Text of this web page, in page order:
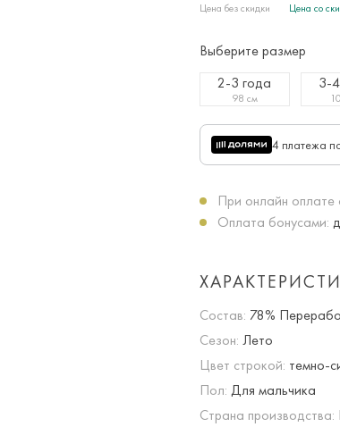
Цена без скидки Цена со
Выберите размер
2-3 года
98 см
3-
4 платежа
При онлайн оплате
Оплата бонусами:
Состав: 78%
Сезон: Лето
Цвет строкой: темно-
Пол: Для мальчика
Страна производства: